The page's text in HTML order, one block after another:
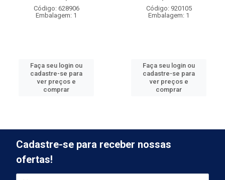
Código: 628906
Embalagem: 1
Faça seu login ou
cadastre-se para
ver preços e
comprar
Código: 920105
Embalagem: 1
Faça seu login ou
cadastre-se para
ver preços e
comprar
Cadastre-se para receber nossas
ofertas!